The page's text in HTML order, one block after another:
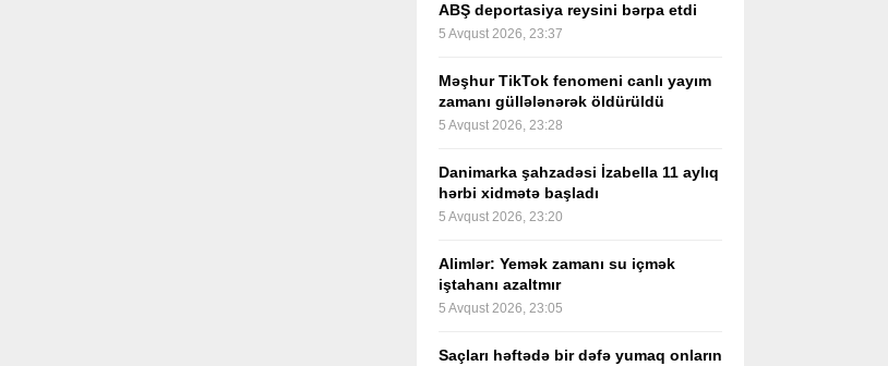
ABŞ deportasiya reysini bərpa etdi
5 Avqust 2026, 23:37
Məşhur TikTok fenomeni canlı yayım
zamanı güllələnərək öldürüldü
5 Avqust 2026, 23:28
Danimarka şahzadəsi İzabella 11 aylıq
hərbi xidmətə başladı
5 Avqust 2026, 23:20
Alimlər: Yemək zamanı su içmək
iştahanı azaltmır
5 Avqust 2026, 23:05
Saçları həftədə bir dəfə yumaq onların